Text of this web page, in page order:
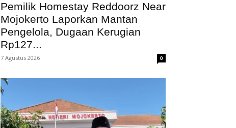
Pemilik Homestay Reddoorz Near
Mojokerto Laporkan Mantan
Pengelola, Dugaan Kerugian
Rp127...
7 Agustus 2026 0